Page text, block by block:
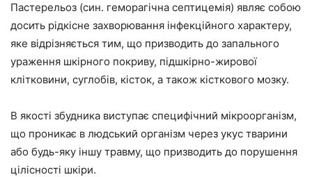
Пастерельоз (син. геморагічна септицемія) являє собою
досить рідкісне захворювання інфекційного характеру,
яке відрізняється тим, що призводить до запального
ураження шкірного покриву, підшкірно-жирової
клітковини, суглобів, кісток, а також кісткового мозку.
В якості збудника виступає специфічний мікроорганізм,
що проникає в людський організм через укус тварини
або будь-яку іншу травму, що призводить до порушення
цілісності шкіри.